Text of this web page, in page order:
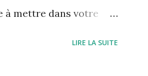
à mettre dans votre
LIRE LA SUITE